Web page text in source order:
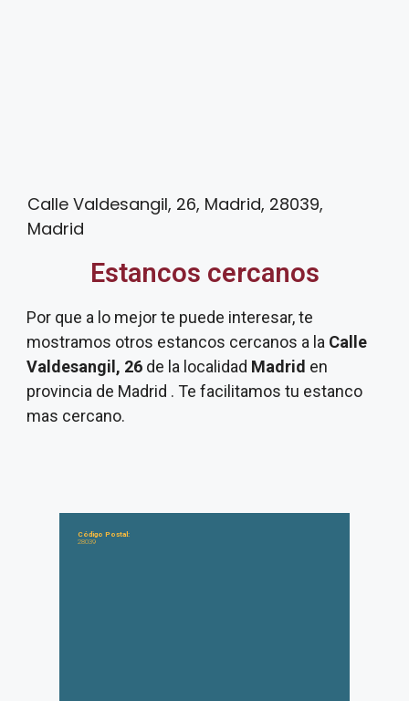
Calle Valdesangil, 26, Madrid, 28039,
Madrid
Estancos cercanos
Por que a lo mejor te puede interesar, te
mostramos otros estancos cercanos a la Calle
Valdesangil, 26 de la localidad Madrid en
provincia de Madrid . Te facilitamos tu estanco
mas cercano.
Código Postal:
28039